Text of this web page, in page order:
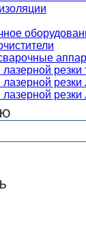
резки
резки
резки